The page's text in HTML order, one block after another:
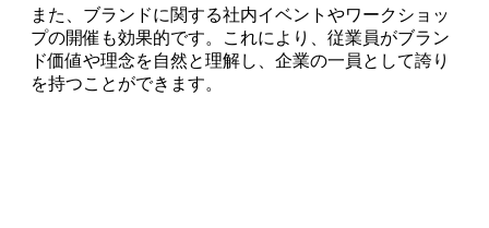
また、ブランドに関する社内イベントやワークショッ
プの開催も効果的です。これにより、従業員がブラン
ド価値や理念を自然と理解し、企業の一員として誇り
を持つことができます。